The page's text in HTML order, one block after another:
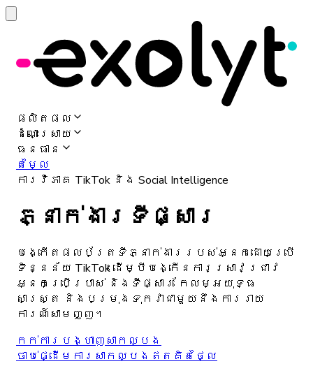
ផលិតផល
ដំណោះស្រាយ
ធនធាន
តម្លៃ
ការវិភាគ TikTok និង Social Intelligence
ភ្នាក់ងារទីផ្សារ
បង្កើតផលប័ត្រទីភ្នាក់ងាររបស់អ្នកដោយប្រើ
ទិន្នន័យ TikTok ដើម្បីបង្កើនការស្រាវជ្រាវ
អ្នកប្រើប្រាស់ និងទីផ្សារ កែលម្អយុទ្ធ
សាស្ត្រ និងបម្រុងទុកវាជាមួយនឹងការរាយ
ការណ៍សាមញ្ញ។
កក់ការបង្ហាញសាកល្បង
ចាប់ផ្ដើមការសាកល្បងឥតគិតថ្លៃ